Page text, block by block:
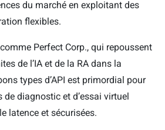
du marché en exploitant des
flexibles.
Perfect Corp., qui repoussent
de l’IA et de la RA dans la
types d’API est primordial pour
diagnostic et d’essai virtuel
latence et sécurisées.